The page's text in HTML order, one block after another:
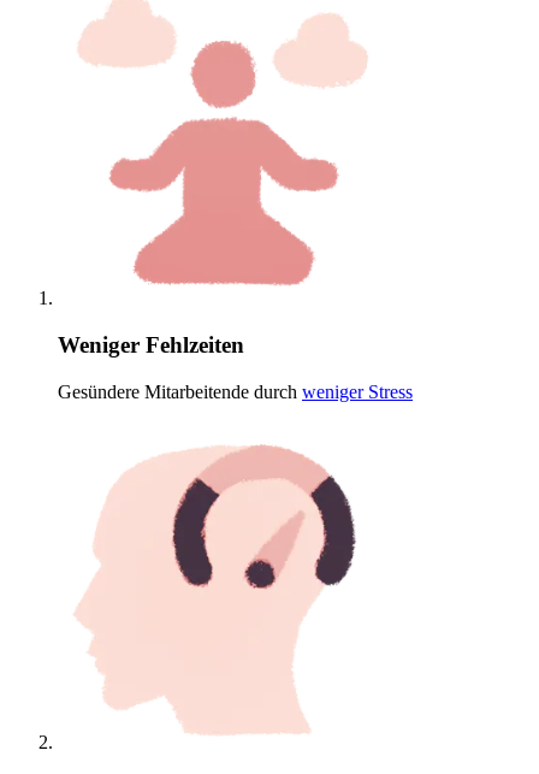
Weniger Fehlzeiten
Gesündere Mitarbeitende durch weniger Stress